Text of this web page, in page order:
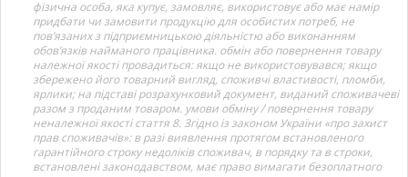
фізична особа, яка купує, замовляє, використовує або має намір
придбати чи замовити продукцію для особистих потреб, не
пов’язаних з підприємницькою діяльністю або виконанням
обов’язків найманого працівника. обмін або повернення товару
належної якості провадиться: якщо не використовувався; якщо
збережено його товарний вигляд, споживчі властивості, пломби,
ярлики; на підставі розрахунковий документ, виданий споживачеві
разом з проданим товаром. умови обміну / повернення товару
неналежної якості стаття 8. Згідно із законом України «про захист
прав споживачів»: в разі виявлення протягом встановленого
гарантійного строку недоліків споживач, в порядку та в строки,
встановлені законодавством, має право вимагати безоплатного